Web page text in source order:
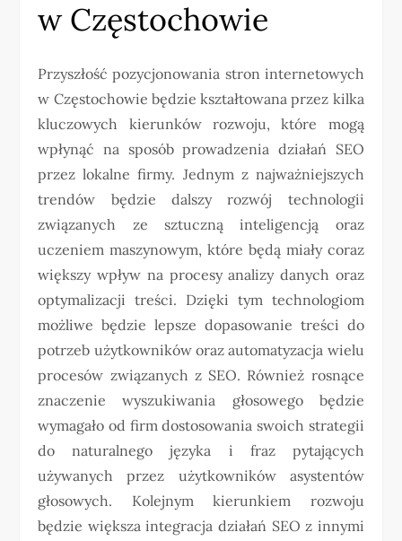
w Częstochowie
Przyszłość pozycjonowania stron internetowych
w Częstochowie będzie kształtowana przez kilka
kluczowych kierunków rozwoju, które mogą
wpłynąć na sposób prowadzenia działań SEO
przez lokalne firmy. Jednym z najważniejszych
trendów będzie dalszy rozwój technologii
związanych ze sztuczną inteligencją oraz
uczeniem maszynowym, które będą miały coraz
większy wpływ na procesy analizy danych oraz
optymalizacji treści. Dzięki tym technologiom
możliwe będzie lepsze dopasowanie treści do
potrzeb użytkowników oraz automatyzacja wielu
procesów związanych z SEO. Również rosnące
znaczenie wyszukiwania głosowego będzie
wymagało od firm dostosowania swoich strategii
do naturalnego języka i fraz pytających
używanych przez użytkowników asystentów
głosowych. Kolejnym kierunkiem rozwoju
będzie większa integracja działań SEO z innymi